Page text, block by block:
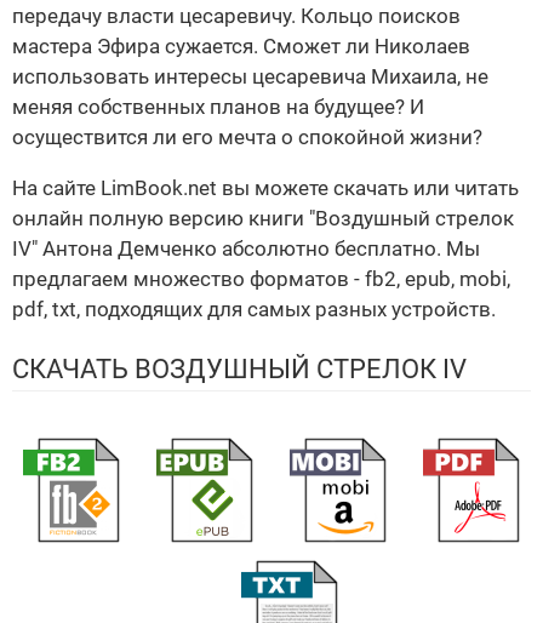
передачу власти цесаревичу. Кольцо поисков
мастера Эфира сужается. Сможет ли Николаев
использовать интересы цесаревича Михаила, не
меняя собственных планов на будущее? И
осуществится ли его мечта о спокойной жизни?
На сайте LimBook.net вы можете скачать или читать
онлайн полную версию книги "Воздушный стрелок
IV" Антона Демченко абсолютно бесплатно. Мы
предлагаем множество форматов - fb2, epub, mobi,
pdf, txt, подходящих для самых разных устройств.
СКАЧАТЬ ВОЗДУШНЫЙ СТРЕЛОК IV